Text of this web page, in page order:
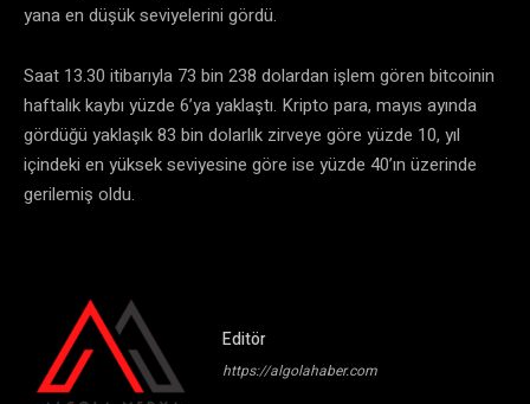
yana en düşük seviyelerini gördü.
Saat 13.30 itibarıyla 73 bin 238 dolardan işlem gören bitcoinin
haftalık kaybı yüzde 6’ya yaklaştı. Kripto para, mayıs ayında
gördüğü yaklaşık 83 bin dolarlık zirveye göre yüzde 10, yıl
içindeki en yüksek seviyesine göre ise yüzde 40’ın üzerinde
gerilemiş oldu.
Editör
https://algolahaber.com